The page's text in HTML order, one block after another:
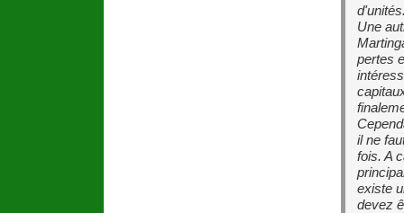
Une
pertes
il ne
fois. A
existe
devez